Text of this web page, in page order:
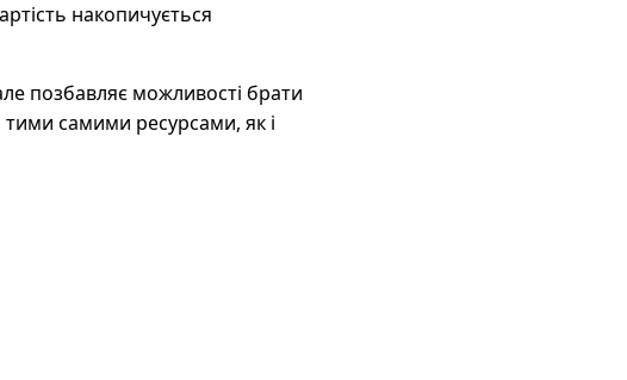
накопичується
позбавляє можливості брати
тими самими ресурсами, як і